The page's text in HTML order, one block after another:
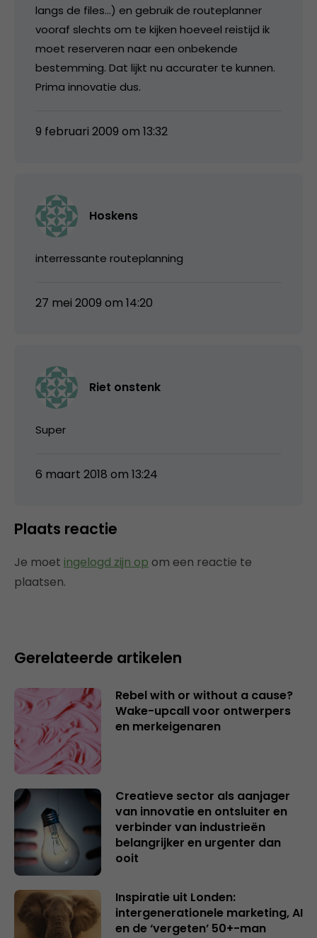
langs de files…) en gebruik de routeplanner
vooraf slechts om te kijken hoeveel reistijd ik
moet reserveren naar een onbekende
bestemming. Dat lijkt nu accurater te kunnen.
Prima innovatie dus.
9 februari 2009 om 13:32
Hoskens
interressante routeplanning
27 mei 2009 om 14:20
Riet onstenk
Super
6 maart 2018 om 13:24
Plaats reactie
Je moet ingelogd zijn op om een reactie te
plaatsen.
Gerelateerde artikelen
Rebel with or without a cause?
Wake-upcall voor ontwerpers
en merkeigenaren
Creatieve sector als aanjager
van innovatie en ontsluiter en
verbinder van industrieën
belangrijker en urgenter dan
ooit
Inspiratie uit Londen:
intergenerationele marketing, AI
en de ‘vergeten’ 50+-man